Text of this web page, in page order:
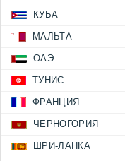
КУБА
МАЛЬТА
ОАЭ
ТУНИС
ФРАНЦИЯ
ЧЕРНОГОРИЯ
ШРИ-ЛАНКА